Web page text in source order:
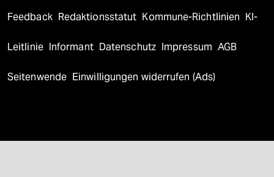
Feedback Redaktionsstatut Kommune-Richtlinien KI-
Leitlinie Informant Datenschutz Impressum AGB
Seitenwende Einwilligungen widerrufen (Ads)